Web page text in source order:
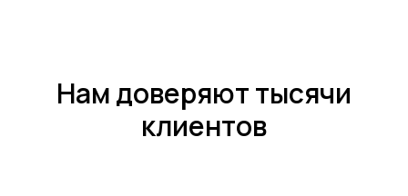
Нам доверяют тысячи
клиентов